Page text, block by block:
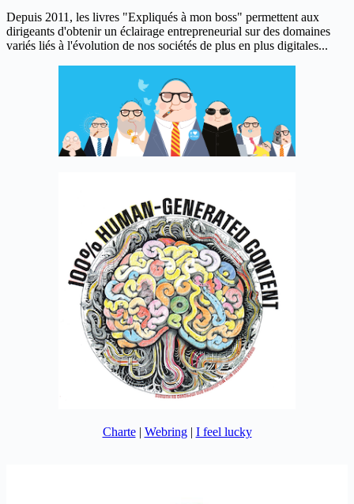
Depuis 2011, les livres "Expliqués à mon boss" permettent aux
dirigeants d'obtenir un éclairage entrepreneurial sur des domaines
variés liés à l'évolution de nos sociétés de plus en plus digitales...
Charte| Webring| I feel lucky